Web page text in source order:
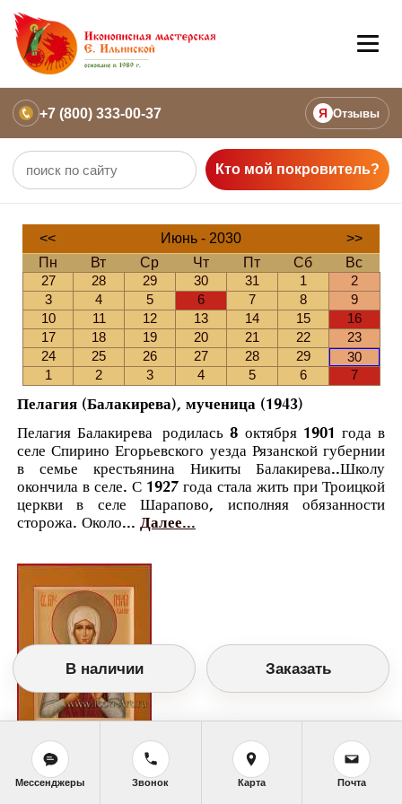
+7 (800) 333-00-37 Я Отзывы
Кто мой покровитель?
<< Июнь - 2030
>>
Пн
Вт Ср Чт Пт Сб
Вс
27
28 29 30 31 1
2
3
4 5 6 7 8
9
10
11 12 13 14 15
16
17
18 19 20 21 22
23
24
25 26 27 28 29
30
1
2 3 4 5 6 7
Пелагия (Балакирева), мученица (1943)
Пелагия Балакирева родилась 8 октября 1901 года в
селе Спирино Егорьевского уезда Рязанской губернии
в семье крестьянина Никиты Балакирева..Школу
окончила в селе. С 1927 года стала жить при Троицкой
церкви в селе Шарапово, исполняя обязанности
сторожа. Около... Далее...
Православный календарь
<<Воскресенье, 30 Июня (17 Июня по старому
В наличии Заказать
Мессенджеры Звонок Карта Почта